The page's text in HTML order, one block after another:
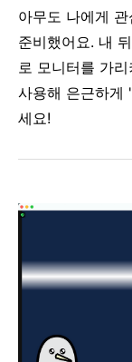
아무도 나에게
준비했어요. 내
로 모니터를 가
사용해 은근하게
세요!